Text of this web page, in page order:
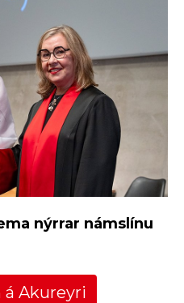
nýrrar námslínu
á Akureyri